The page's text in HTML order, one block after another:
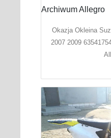
Okazja Okleina
2007 2009